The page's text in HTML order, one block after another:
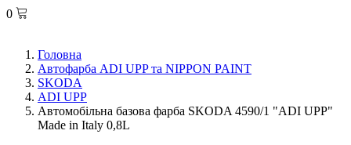
0
Головна
Автофарба ADI UPP та NIPPON PAINT
SKODA
ADI UPP
Автомобільна базова фарба SKODA 4590/1 "ADI UPP"
Made in Italy 0,8L